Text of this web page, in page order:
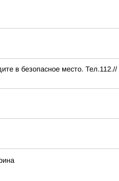
в безопасное место. Тел.112.//